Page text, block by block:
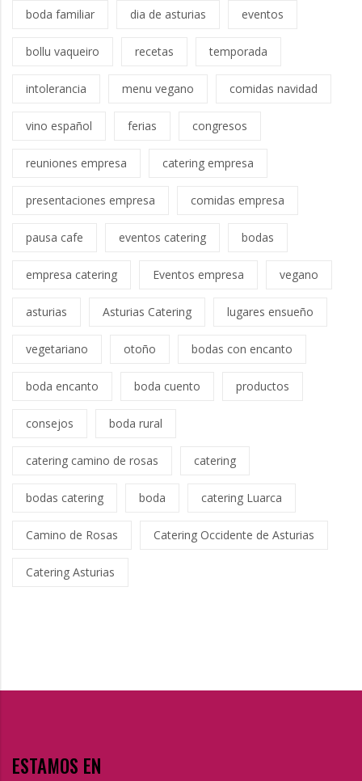
boda familiar dia de asturias eventos
bollu vaqueiro recetas temporada
intolerancia menu vegano comidas navidad
vino español ferias congresos
reuniones empresa catering empresa
presentaciones empresa comidas empresa
pausa cafe eventos catering bodas
empresa catering Eventos empresa vegano
asturias Asturias Catering lugares ensueño
vegetariano otoño bodas con encanto
boda encanto boda cuento productos
consejos boda rural
catering camino de rosas catering
bodas catering boda catering Luarca
Camino de Rosas Catering Occidente de Asturias
Catering Asturias
ESTAMOS EN